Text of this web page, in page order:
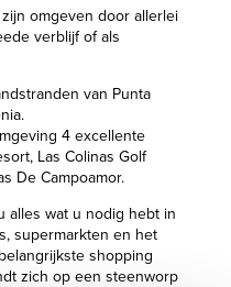
omgeven door allerlei
verblijf of als
van Punta
4 excellente
Las Colinas Golf
De Campoamor.
alles wat u nodig hebt in
supermarkten en het
shopping
zich op een steenworp